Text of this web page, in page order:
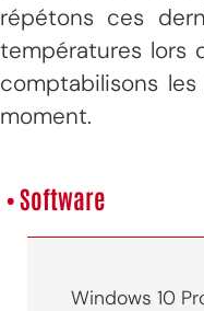
répétons ces
températures lors
comptabilisons
moment.
• Software
Windows 10